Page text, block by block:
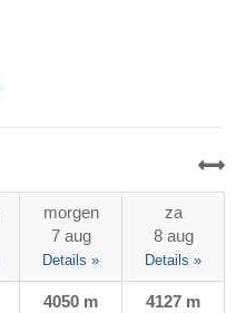
morgen
7 aug
Details »
za
8 aug
Details »
4050 m
4127 m